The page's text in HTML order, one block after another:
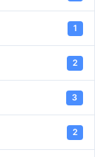
1
2
3
2